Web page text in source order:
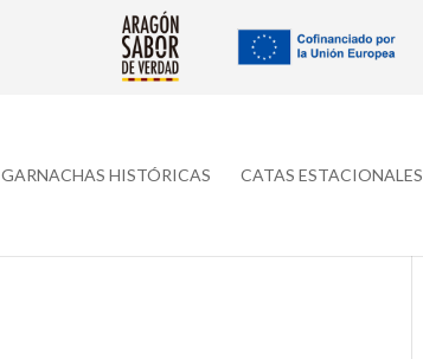
GARNACHAS HISTÓRICAS CATAS ESTACIONALES